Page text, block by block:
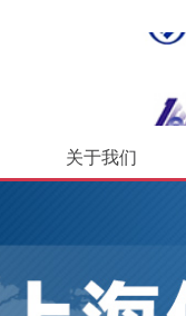
关于我们